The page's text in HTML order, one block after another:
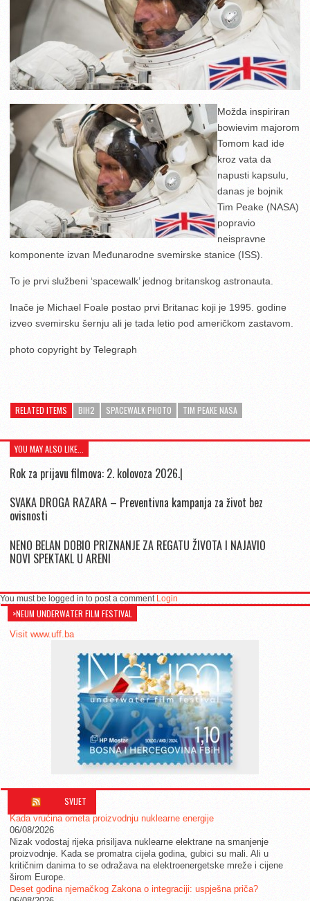
Možda inspiriran
bowievim majorom
Tomom kad ide
kroz vata da
napusti kapsulu,
danas je bojnik
Tim Peake (NASA)
popravio
neispravne
komponente izvan Međunarodne svemirske stanice (ISS).
To je prvi službeni ‘spacewalk’ jednog britanskog astronauta.
Inače je Michael Foale postao prvi Britanac koji je 1995. godine
izveo svemirsku šernju ali je tada letio pod američkom zastavom.
photo copyright by Telegraph
RELATED ITEMS BIH2 SPACEWALK PHOTO TIM PEAKE NASA
YOU MAY ALSO LIKE...
Rok za prijavu filmova: 2. kolovoza 2026.|
SVAKA DROGA RAZARA – Preventivna kampanja za život bez
ovisnosti
NENO BELAN DOBIO PRIZNANJE ZA REGATU ŽIVOTA I NAJAVIO
NOVI SPEKTAKL U ARENI
You must be logged in to post a comment Login
>NEUM UNDERWATER FILM FESTIVAL
Visit www.uff.ba
SVIJET
Kada vrućina ometa proizvodnju nuklearne energije
06/08/2026
Nizak vodostaj rijeka prisiljava nuklearne elektrane na smanjenje
proizvodnje. Kada se promatra cijela godina, gubici su mali. Ali u
kritičnim danima to se odražava na elektroenergetske mreže i cijene
širom Europe.
Deset godina njemačkog Zakona o integraciji: uspješna priča?